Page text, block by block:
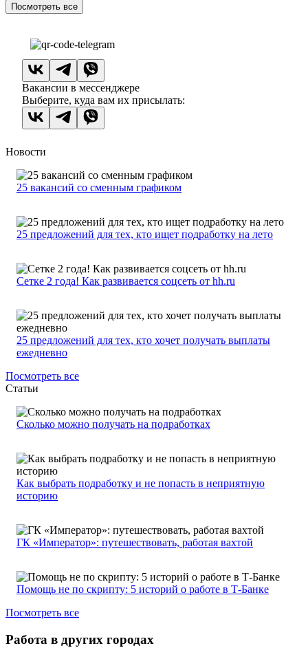
Посмотреть все
Вакансии в мессенджере
Выберите, куда вам их присылать:
Новости
25 вакансий со сменным графиком
25 предложений для тех, кто ищет подработку на лето
Сетке 2 года! Как развивается соцсеть от hh.ru
25 предложений для тех, кто хочет получать выплаты
ежедневно
Посмотреть все
Статьи
Сколько можно получать на подработках
Как выбрать подработку и не попасть в неприятную
историю
ГК «Император»: путешествовать, работая вахтой
Помощь не по скрипту: 5 историй о работе в Т-Банке
Посмотреть все
Работа в других городах